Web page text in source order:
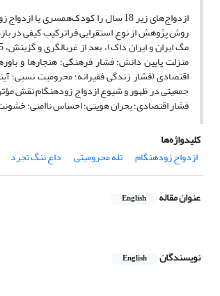
ازدواج‌های زیر 18 سال را
منزلت پایین دانش؛ فشار فرهنگی؛ هنجارها و
اقتصادی (فشار زندگی فقیرانه؛ محرومیت نسبی؛
جمعیتی در ظهور و شیوع ازدواج زودهنگام نقش
فشار اقتصادی؛ بحران هویتی؛ احساس ناامنی؛
کلیدواژه‌ها
ازدواج زودهنگام
تله محرومیتی داغ ننگ تجرد
عنوان مقاله English
نویسندگان English